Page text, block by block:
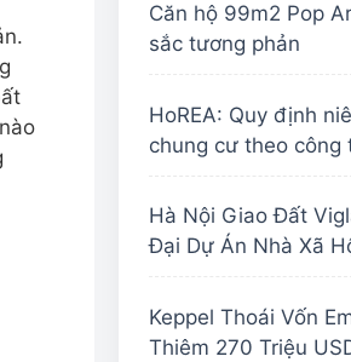
Căn hộ 99m2 Pop
sắc tương phản
HoREA: Quy định
chung cư theo công
Hà Nội Giao Đất
Đại Dự Án Nhà Xã
Keppel Thoái Vốn
Thiêm 270 Triệu